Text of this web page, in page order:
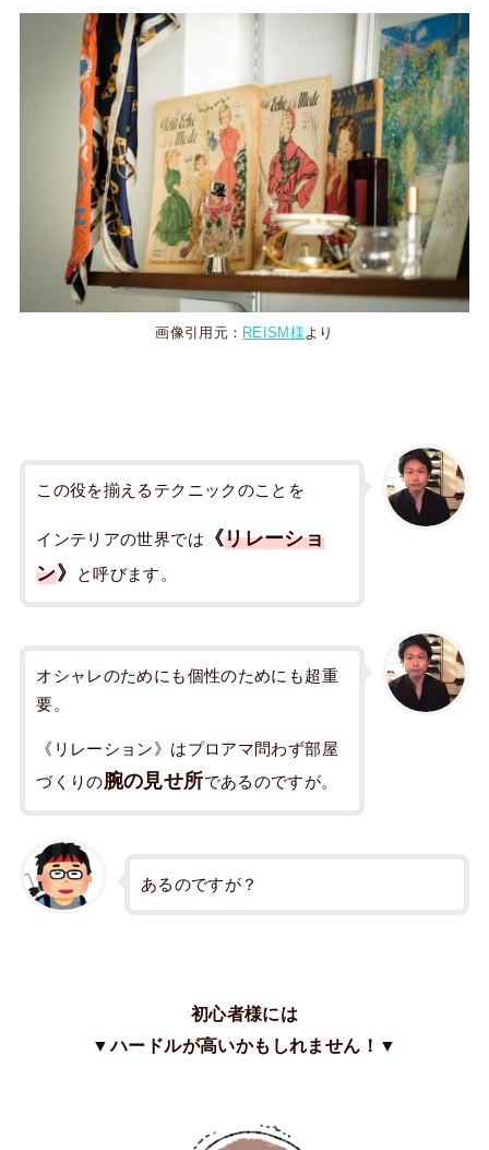
画像引用元： REISM様より
この役を揃えるテクニックのことを
インテリアの世界では 《リレーショ
ン》 と呼びます。
オシャレのためにも個性のためにも超重
要。
《リレーション》はプロアマ問わず部屋
づくりの腕の見せ所であるのですが。
あるのですが？
初心者様には
▼ハードルが高いかもしれません！▼